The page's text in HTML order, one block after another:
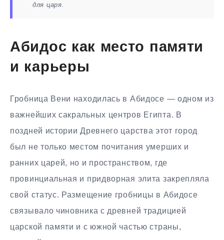
для царя.
Абидос как место памяти
и карьеры
Гробница Вени находилась в Абидосе — одном из
важнейших сакральных центров Египта. В
поздней истории Древнего царства этот город
был не только местом почитания умерших и
ранних царей, но и пространством, где
провинциальная и придворная элита закрепляла
свой статус. Размещение гробницы в Абидосе
связывало чиновника с древней традицией
царской памяти и с южной частью страны,